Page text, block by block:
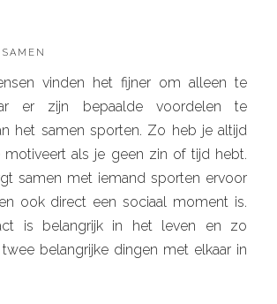
vinden het fijner om alleen te
er zijn bepaalde voordelen te
het samen sporten. Zo heb je altijd
motiveert als je geen zin of tijd hebt.
samen met iemand sporten ervoor
ook direct een sociaal moment is.
is belangrijk in het leven en zo
belangrijke dingen met elkaar in